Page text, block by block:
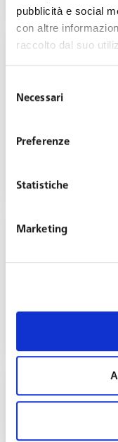
pubblicità e social
con altre
raccolto dal suo
delNecessari
Preferenze
Statistiche
Marketing
ristrutturazione
Febbraio